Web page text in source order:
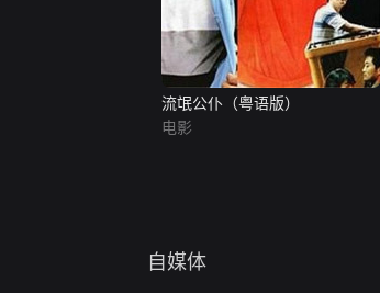
流氓公仆（粤语版）
电影
自媒体